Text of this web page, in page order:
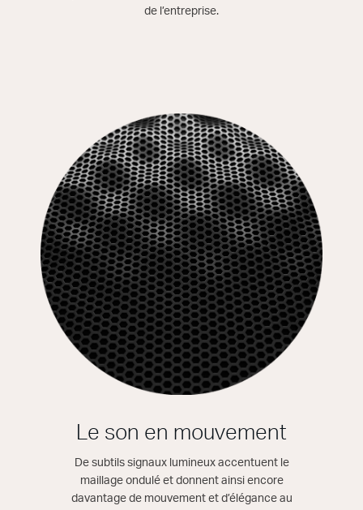
de l’entreprise.
Le son en mouvement
De subtils signaux lumineux accentuent le
maillage ondulé et donnent ainsi encore
davantage de mouvement et d’élégance au